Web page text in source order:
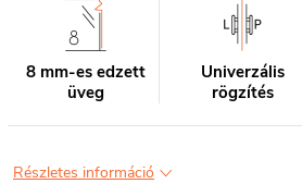
8 mm-es edzett
üveg
Univerzális
rögzítés
Részletes információ